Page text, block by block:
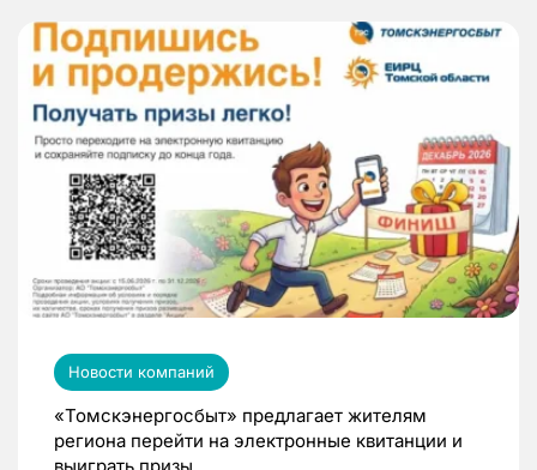
Новости компаний
«Томскэнергосбыт» предлагает жителям
региона перейти на электронные квитанции и